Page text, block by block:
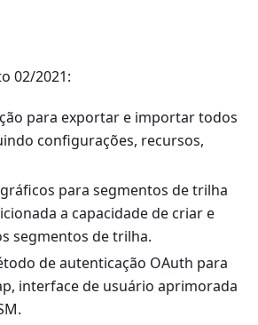
02/2021:
para exportar e importar todos
configurações, recursos,
para segmentos de trilha
a capacidade de criar e
segmentos de trilha.
de autenticação OAuth para
interface de usuário aprimorada